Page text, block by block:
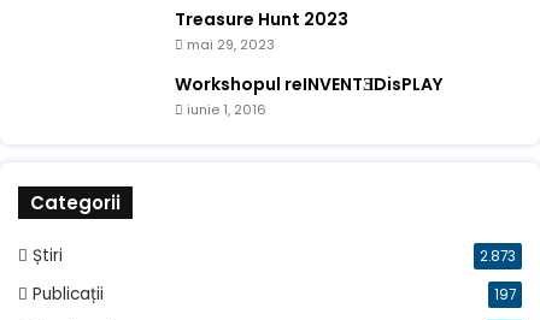
Treasure Hunt 2023
mai 29, 2023
Workshopul reINVENTƎDisPLAY
iunie 1, 2016
Categorii
Știri 2.873
Publicații 197